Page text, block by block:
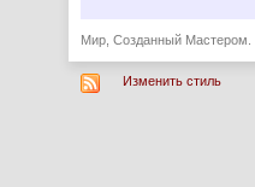
Мир, Созданный Мастером.
Изменить стиль